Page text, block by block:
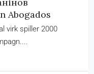
Abogados
virk spiller 2000